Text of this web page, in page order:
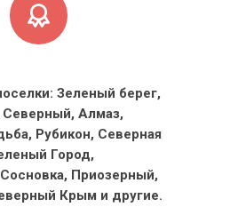
Зеленый берег,
Алмаз,
Рубикон, Северная
Город,
Приозерный,
Крым и другие.